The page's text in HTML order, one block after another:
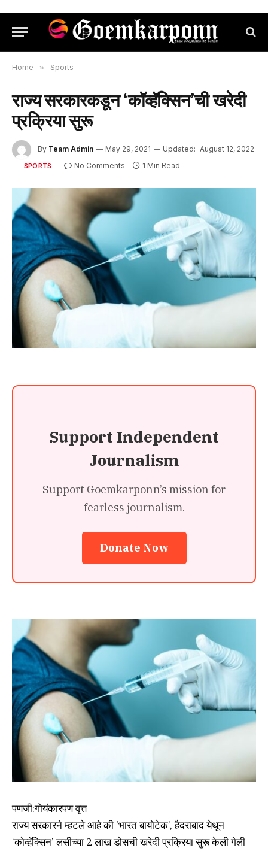
Home » Sports
राज्य सरकारकडून ‘कॉव्हॅक्सिन’ची खरेदी
प्रक्रिया सुरू
By Team Admin May 29, 2021 Updated: August 12, 2022
SPORTS No Comments 1 Min Read
Support Independent
Journalism
Support Goemkarponn’s mission for
fearless journalism.
Donate Now
पणजी:गोयंकारपण वृत्त
राज्य सरकारने म्हटले आहे की ‘भारत बायोटेक’, हैदराबाद येथून
‘कोव्हॅक्सिन’ लसीच्या 2 लाख डोसची खरेदी प्रक्रिया सुरू केली गेली